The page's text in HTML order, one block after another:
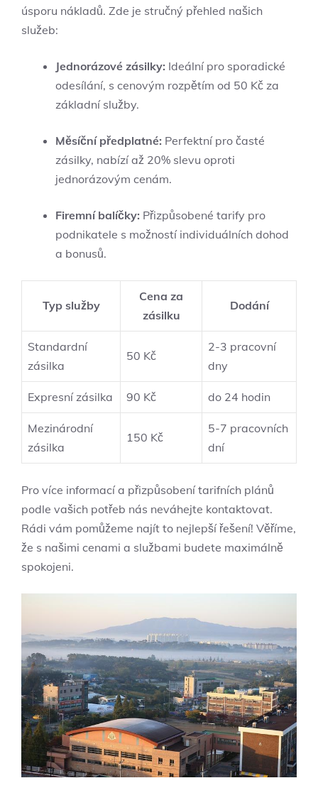
úsporu nákladů. Zde je stručný přehled našich
služeb:
Jednorázové zásilky: Ideální pro sporadické
odesílání, s cenovým rozpětím od 50 Kč za
základní služby.
Měsíční předplatné: Perfektní pro časté
zásilky, nabízí až 20% slevu oproti
jednorázovým cenám.
Firemní balíčky: Přizpůsobené tarify pro
podnikatele s možností individuálních dohod
a bonusů.
Typ služby
Cena za
zásilku
Dodání
Standardní
zásilka
50 Kč
2-3 pracovní
dny
Expresní zásilka 90 Kč do 24 hodin
Mezinárodní
zásilka
150 Kč
5-7 pracovních
dní
Pro více informací a přizpůsobení tarifních plánů
podle vašich potřeb nás neváhejte kontaktovat.
Rádi vám pomůžeme najít to nejlepší řešení! Věříme,
že s našimi cenami a službami budete maximálně
spokojeni.